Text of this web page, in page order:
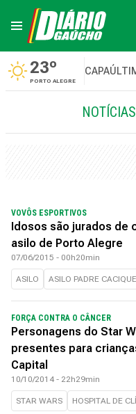
23º
PORTO ALEGRE
CAPA
VOVÔS ESPORTIVOS
Idosos são jurados de
asilo de Porto Alegre
07/06/2015 - 00h20min
ASILO ASILO PADRE CACIQUE
FORÇA CONTRA O CÂNCER
Personagens do Star
presentes para
Capital
10/10/2014 - 22h29min
STAR WARS HOSPITAL DE